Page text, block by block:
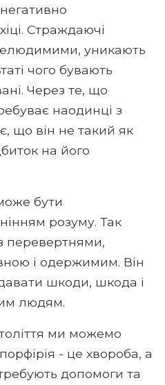
Страждаючі
уникають
чого бувають
Через те, що
наодинці з
що він не такий як
на його
бути
розуму. Так
перевертнями,
і одержимим. Він
шкоди, шкода і
людям.
ми можемо
- це хвороба, а
допомоги та